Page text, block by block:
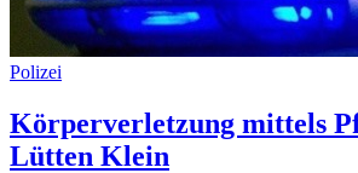
Polizei
Körperverletzung mittels
Lütten Klein